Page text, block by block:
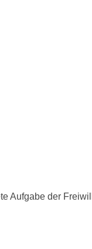
Aufgabe der